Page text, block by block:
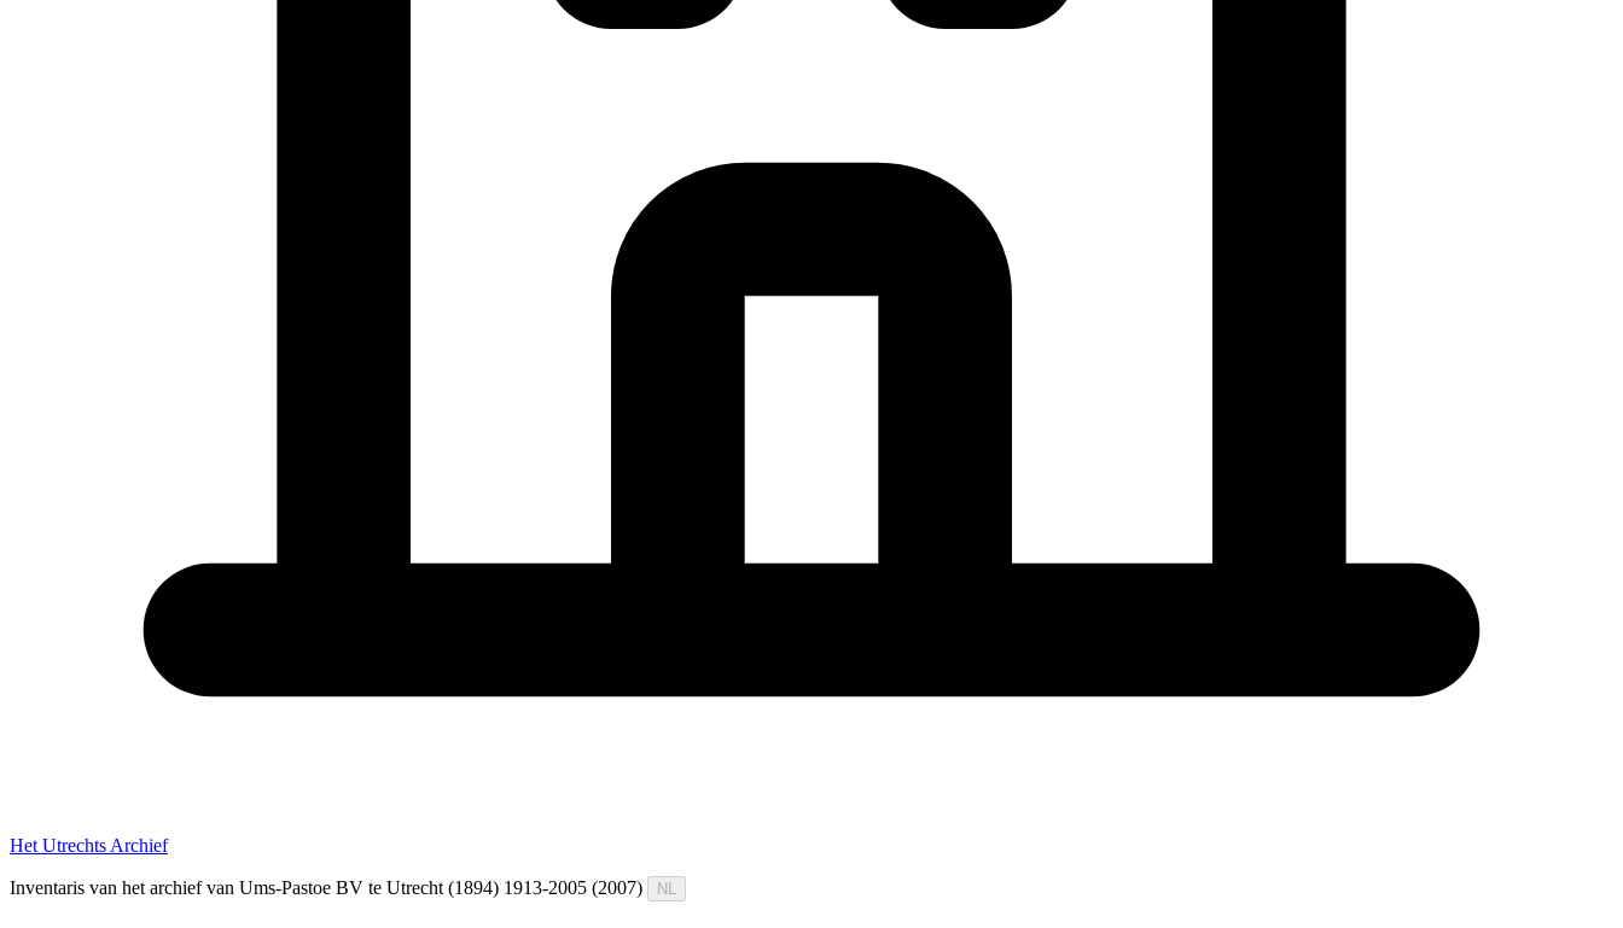
Het Utrechts Archief
Inventaris van het archief van Ums-Pastoe BV te Utrecht (1894) 1913-2005 (2007) NL